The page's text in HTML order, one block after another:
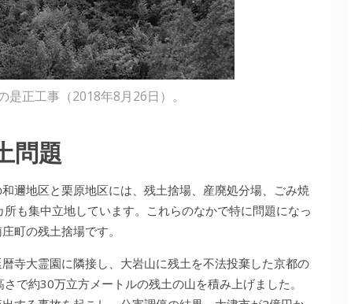
是正工事（2018年8月26日）。
問題
邇地区と栗原地区には、残土捨場、産廃処分場、ごみ焼
も集中立地しています。これらのなかで特に問題になっ
町の残土捨場です。
寺大霊園に隣接し、大岩山に残土を不法投棄した京都の
で約30万立方メートルの残土の山を積み上げました。